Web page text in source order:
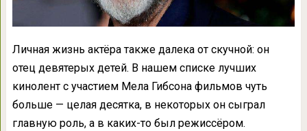
Личная жизнь актёра также далека от скучной: он
отец девятерых детей. В нашем списке лучших
кинолент с участием Мела Гибсона фильмов чуть
больше — целая десятка, в некоторых он сыграл
главную роль, а в каких-то был режиссёром.